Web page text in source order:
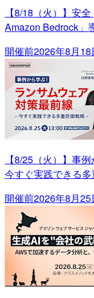
【8/18（火）】安
Amazon Bedrock」
開催前2026年8月18
【8/25（火）】事
今すぐ実践できる
開催前2026年8月25